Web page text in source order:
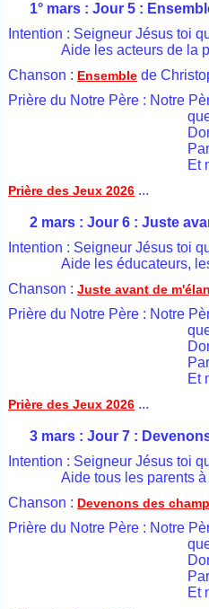
1° mars : Jour 5 :
Intention : Seigneur Jésus toi
Aide les acteurs de
  Chanson :
Ensemble de
Prière du Notre Père : Notre
Prière des Jeux 2026 ...
2 mars : Jour 6 : Juste
Intention : Seigneur Jésus
Aide les
  Chanson :
Juste avant de
Prière du Notre Père : Notre
Prière des Jeux 2026 ...
3 mars : Jour 7 :
Intention : Seigneur Jésus toi
Aide tous les
  Chanson :
Devenons des
Prière du Notre Père : Notre